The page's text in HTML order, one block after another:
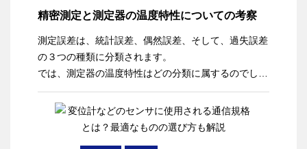
果を得られる方法をご紹介します。
精密測定と測定器の温度特性についての考察
測定誤差は、統計誤差、偶然誤差、そして、過失誤差
の３つの種類に分類されます。
では、測定器の温度特性はどの分類に属するのでしょ
うか？
少々唐突ですが、この「温度特性」の話題は、精密計